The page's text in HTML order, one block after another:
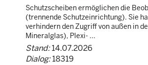
Schutzscheiben ermöglichen die
(trennende Schutzeinrichtung). Sie
verhindern den Zugriff von außen in
Mineralglas), Plexi- ...
Stand:14.07.2026
Dialog:18319